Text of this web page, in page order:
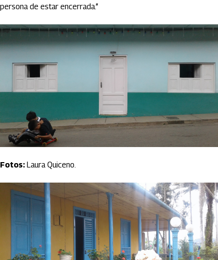
persona de estar encerrada.”
Fotos: Laura Quiceno.